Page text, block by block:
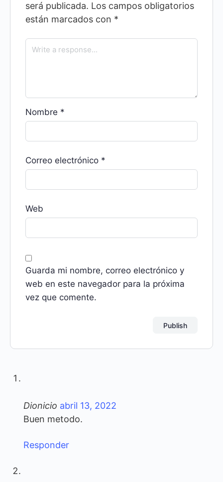
será publicada. Los campos obligatorios
están marcados con *
Nombre *
Correo electrónico *
Web
Guarda mi nombre, correo electrónico y
web en este navegador para la próxima
vez que comente.
Dionicio abril 13, 2022
Buen metodo.
Responder